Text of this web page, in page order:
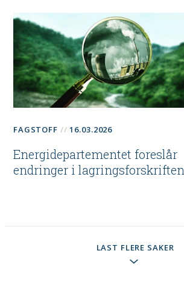
FAGSTOFF 16.03.2026
Energidepartementet foreslår
endringer i lagringsforskriften
LAST FLERE SAKER